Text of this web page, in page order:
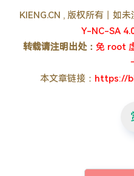
KIENG.CN , 版权所有丨如
Y-NC-SA
转载请注明出处： 免 root
本文章链接： https://